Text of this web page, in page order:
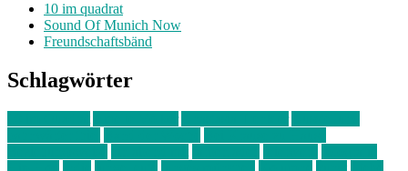
10 im quadrat
Sound Of Munich Now
Freundschaftsbänd
Schlagwörter